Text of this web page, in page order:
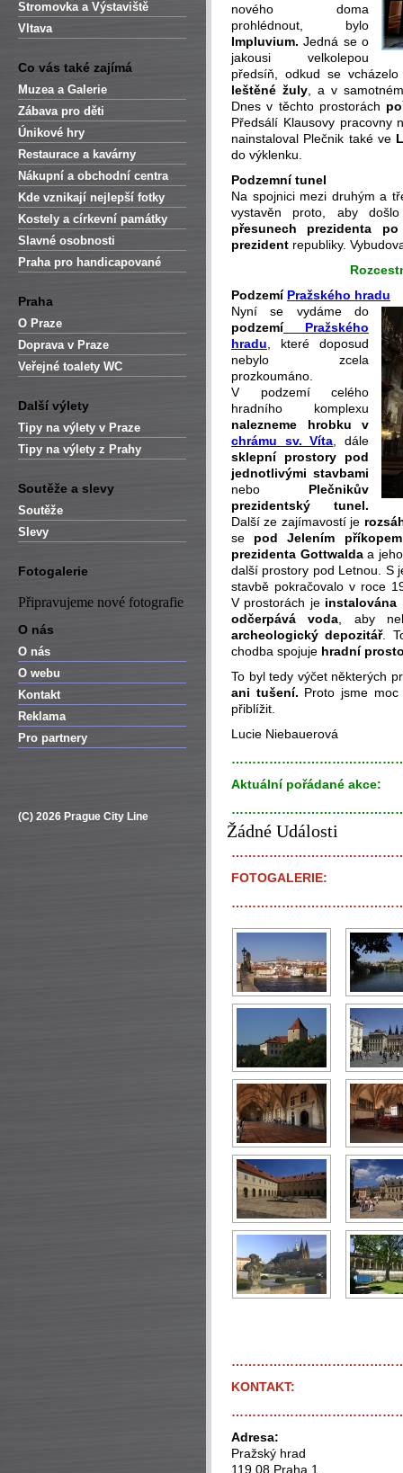
Stromovka a Výstaviště
Vltava
Co vás také zajímá
Muzea a Galerie
Zábava pro děti
Únikové hry
Restaurace a kavárny
Nákupní a obchodní centra
Kde vznikají nejlepší fotky
Kostely a církevní památky
Slavné osobnosti
Praha pro handicapované
Praha
O Praze
Doprava v Praze
Veřejné toalety WC
Další výlety
Tipy na výlety v Praze
Tipy na výlety z Prahy
Soutěže a slevy
Soutěže
Slevy
Fotogalerie
Připravujeme nové fotografie
O nás
O nás
O webu
Kontakt
Reklama
Pro partnery
(C) 2026 Prague City Line
nového doma
prohlédnout, bylo
Impluvium. Jedná se o
jakousi velkolepou
předsíň, odkud se
leštěné žuly , a v
Dnes v těchto prostorách
Předsálí Klausovy pracovny
nainstaloval Plečnik také ve
do výklenku.
Podzemní tunel
Na spojnici mezi druhým a
vystavěn proto, aby
přesunech prezidenta po
prezident republiky.
Podzemí Pražského hradu
Nyní se vydáme do
podzemíPražského
hradu , které doposud
nebylo zcela
prozkoumáno.
V podzemí celého
hradního komplexu
nalezneme hrobku v
chrámu sv. Víta , dále
sklepní prostory pod
jednotlivými stavbami
nebo Plečnikův
prezidentský tunel.
Další ze zajímavostí je
se pod Jelením příkopem
prezidenta Gottwaldaa jeho
další prostory pod Letnou. S
stavbě pokračovalo v roce
V prostorách je instalována
odčerpává voda , aby
archeologický depozitář.
chodba spojuje hradní
To byl tedy výčet některých
ani tušení. Proto jsme
přiblížit.
Lucie Niebauerová
Aktuální pořádané akce:
Žádné Události
FOTOGALERIE:
KONTAKT:
Adresa:
Pražský hrad
119 08 Praha 1